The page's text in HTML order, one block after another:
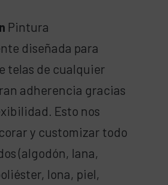
Pintura
diseñada para
telas de cualquier
adherencia gracias
Esto nos
y customizar todo
(algodón, lana,
lona, piel,